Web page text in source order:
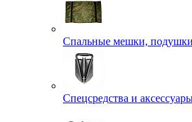
Спальные мешки,
Спецсредства и